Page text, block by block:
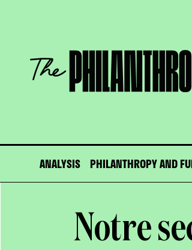
The
Philanthropist
Journal
ANALYSIS PHILANTHROPY AND
Notre